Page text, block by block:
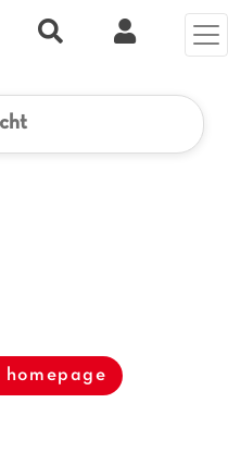
contacter
Recherche rapide
Mijn Clix
homepage